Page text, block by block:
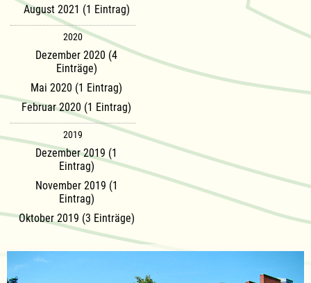
August 2021 (1 Eintrag)
2020
Dezember 2020 (4
Einträge)
Mai 2020 (1 Eintrag)
Februar 2020 (1 Eintrag)
2019
Dezember 2019 (1
Eintrag)
November 2019 (1
Eintrag)
Oktober 2019 (3 Einträge)